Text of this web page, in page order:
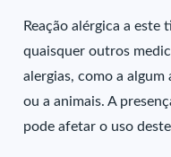
Reação alérgica a este
quaisquer outros
alergias, como a
ou a animais. A
pode afetar o uso